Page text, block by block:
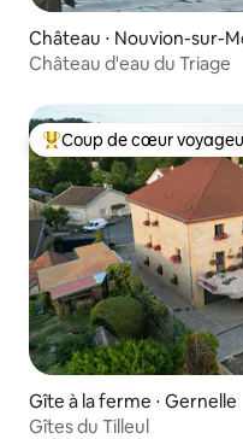
Château ⋅ Nouvion-sur-
Château d'eau du Triage
Coups de cœur
Coup de cœur
Gîte à la ferme ⋅ Gernelle
Gîtes du Tilleul